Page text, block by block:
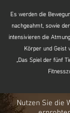
Es werden die
nachgeahmt, sowie
intensivieren die
Körper und Geist
„Das Spiel der fünf
Nutzen Sie die